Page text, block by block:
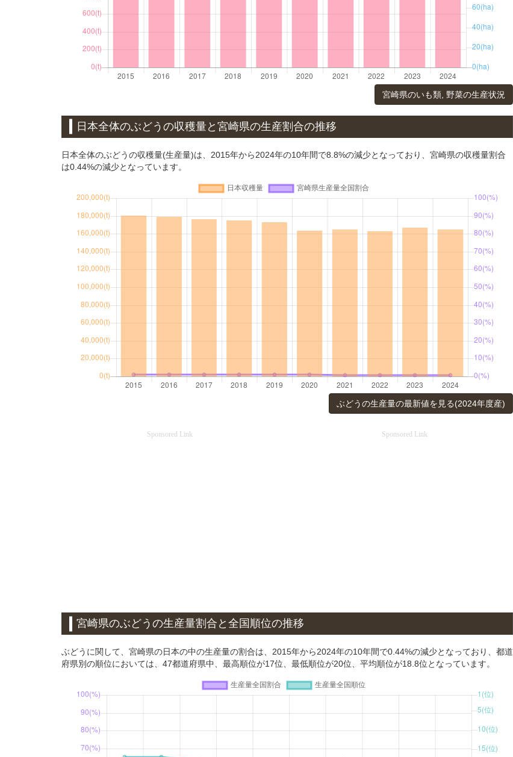
宮崎県のいも類, 野菜の生産状況
日本全体のぶどうの収穫量と宮崎県の生産割合の推移
日本全体のぶどうの収穫量(生産量)は、2015年から2024年の10年間で8.8%の減少となっており、宮崎県の収穫量割合
は0.44%の減少となっています。
ぶどうの生産量の最新値を見る(2024年度産)
Sponsored Link Sponsored Link
宮崎県のぶどうの生産量割合と全国順位の推移
ぶどうに関して、宮崎県の日本の中の生産量の割合は、2015年から2024年の10年間で0.44%の減少となっており、都道
府県別の順位においては、47都道府県中、最高順位が17位、最低順位が20位、平均順位が18.8位となっています。